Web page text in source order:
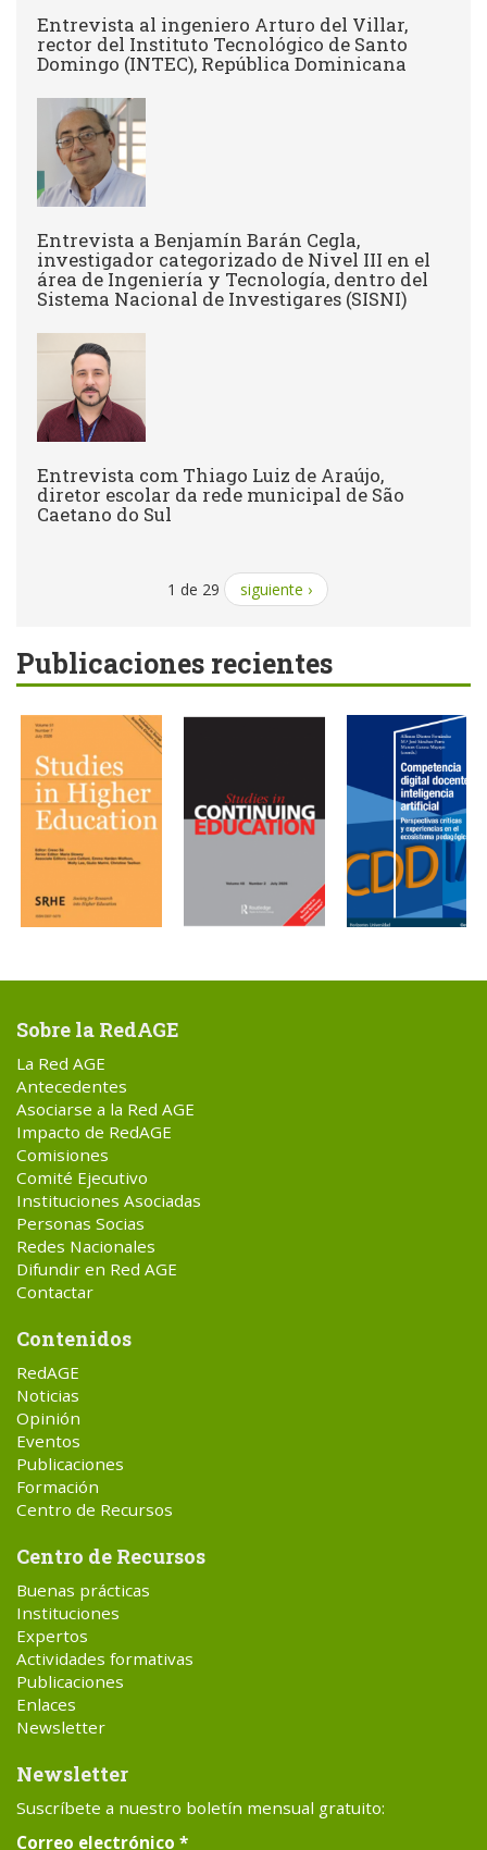
Entrevista al ingeniero Arturo del Villar,
rector del Instituto Tecnológico de Santo
Domingo (INTEC), República Dominicana
Entrevista a Benjamín Barán Cegla,
investigador categorizado de Nivel III en el
área de Ingeniería y Tecnología, dentro del
Sistema Nacional de Investigares (SISNI)
Entrevista com Thiago Luiz de Araújo,
diretor escolar da rede municipal de São
Caetano do Sul
1 de 29 siguiente ›
Publicaciones recientes
Sobre la RedAGE
La Red AGE
Antecedentes
Asociarse a la Red AGE
Impacto de RedAGE
Comisiones
Comité Ejecutivo
Instituciones Asociadas
Personas Socias
Redes Nacionales
Difundir en Red AGE
Contactar
Contenidos
RedAGE
Noticias
Opinión
Eventos
Publicaciones
Formación
Centro de Recursos
Centro de Recursos
Buenas prácticas
Instituciones
Expertos
Actividades formativas
Publicaciones
Enlaces
Newsletter
Newsletter
Suscríbete a nuestro boletín mensual gratuito:
Correo electrónico *